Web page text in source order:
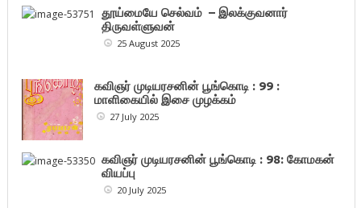
தூய்மையே செல்வம் – இலக்குவனார்
திருவள்ளுவன்
25 August 2025
கவிஞர் முடியரசனின் பூங்கொடி : 99 :
மாளிகையில் இசை முழக்கம்
27 July 2025
கவிஞர் முடியரசனின் பூங்கொடி : 98: கோமகன்
வியப்பு
20 July 2025